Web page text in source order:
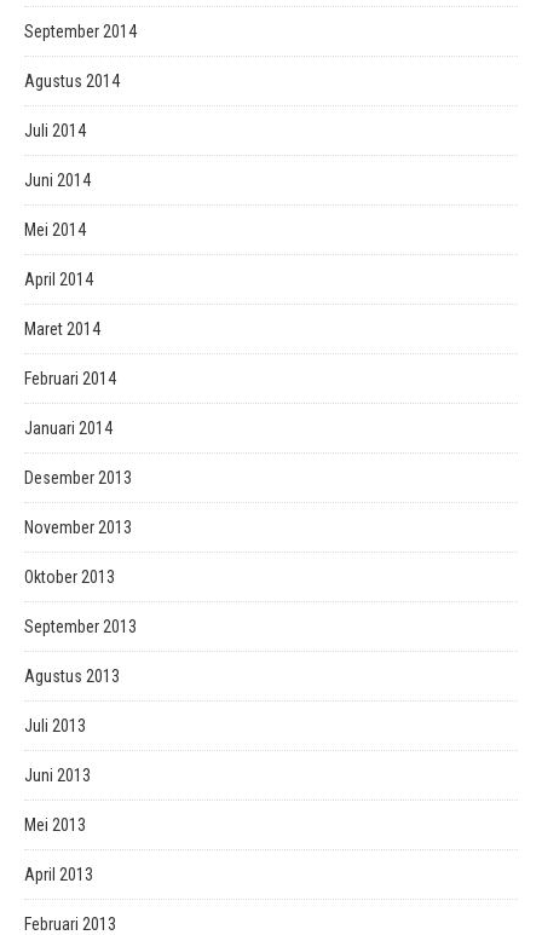
September 2014
Agustus 2014
Juli 2014
Juni 2014
Mei 2014
April 2014
Maret 2014
Februari 2014
Januari 2014
Desember 2013
November 2013
Oktober 2013
September 2013
Agustus 2013
Juli 2013
Juni 2013
Mei 2013
April 2013
Februari 2013